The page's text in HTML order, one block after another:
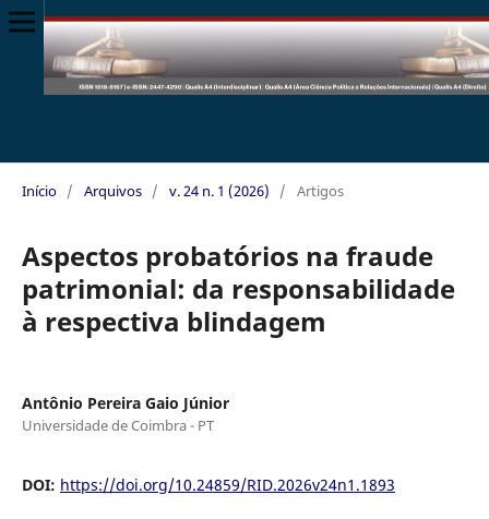
Início / Arquivos / v. 24 n. 1 (2026) / Artigos
Aspectos probatórios na fraude
patrimonial: da responsabilidade
à respectiva blindagem
Antônio Pereira Gaio Júnior
Universidade de Coimbra - PT
DOI: https://doi.org/10.24859/RID.2026v24n1.1893